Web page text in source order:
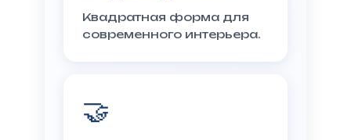
Квадратная форма для
современного интерьера.
🤝